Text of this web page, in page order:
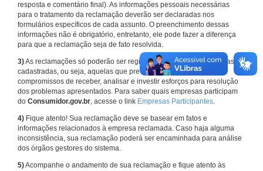
resposta e comentário final). As informações pessoais necessárias
para o tratamento da reclamação deverão ser declaradas nos
formulários específicos de cada assunto. O preenchimento dessas
informações não é obrigatório, entretanto, ele pode fazer a diferença
para que a reclamação seja de fato resolvida.
3)As reclamações só poderão ser registradas em face de empresas
cadastradas, ou seja, aquelas que previamente assumiram
compromissos de receber, analisar e investir esforços para resolução
dos problemas apresentados. Para saber quais empresas participam
do Consumidor.gov.br, acesse o link Empresas Participantes.
4) Fique atento! Sua reclamação deve se basear em fatos e
informações relacionados à empresa reclamada. Caso haja alguma
inconsistência, sua reclamação poderá ser encaminhada para análise
dos órgãos gestores do sistema.
5)Acompanhe o andamento de sua reclamação e fique atento às